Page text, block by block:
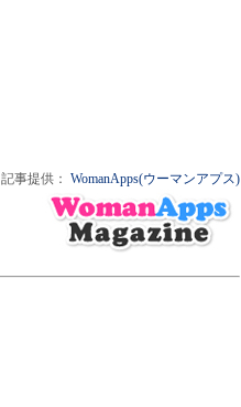
記事提供： WomanApps(ウーマンアプス)